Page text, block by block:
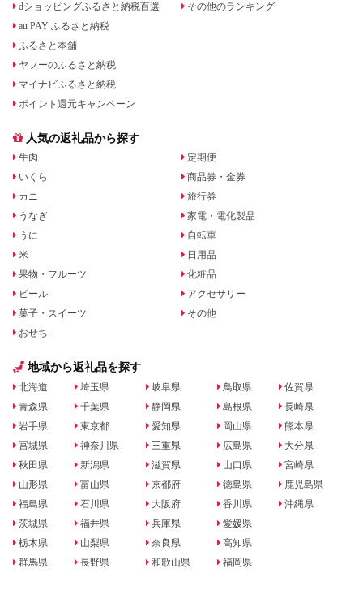
dショッピングふるさと納税百選
au PAY ふるさと納税
ふるさと本舗
ヤフーのふるさと納税
マイナビふるさと納税
ポイント還元キャンペーン
その他のランキング
人気の返礼品から探す
牛肉
いくら
カニ
うなぎ
うに
米
果物・フルーツ
ビール
菓子・スイーツ
おせち
定期便
商品券・金券
旅行券
家電・電化製品
自転車
日用品
化粧品
アクセサリー
その他
地域から返礼品を探す
北海道
青森県
岩手県
宮城県
秋田県
山形県
福島県
茨城県
栃木県
群馬県
埼玉県
千葉県
東京都
神奈川県
新潟県
富山県
石川県
福井県
山梨県
長野県
岐阜県
静岡県
愛知県
三重県
滋賀県
京都府
大阪府
兵庫県
奈良県
和歌山県
鳥取県
島根県
岡山県
広島県
山口県
徳島県
香川県
愛媛県
高知県
福岡県
佐賀県
長崎県
熊本県
大分県
宮崎県
鹿児島県
沖縄県